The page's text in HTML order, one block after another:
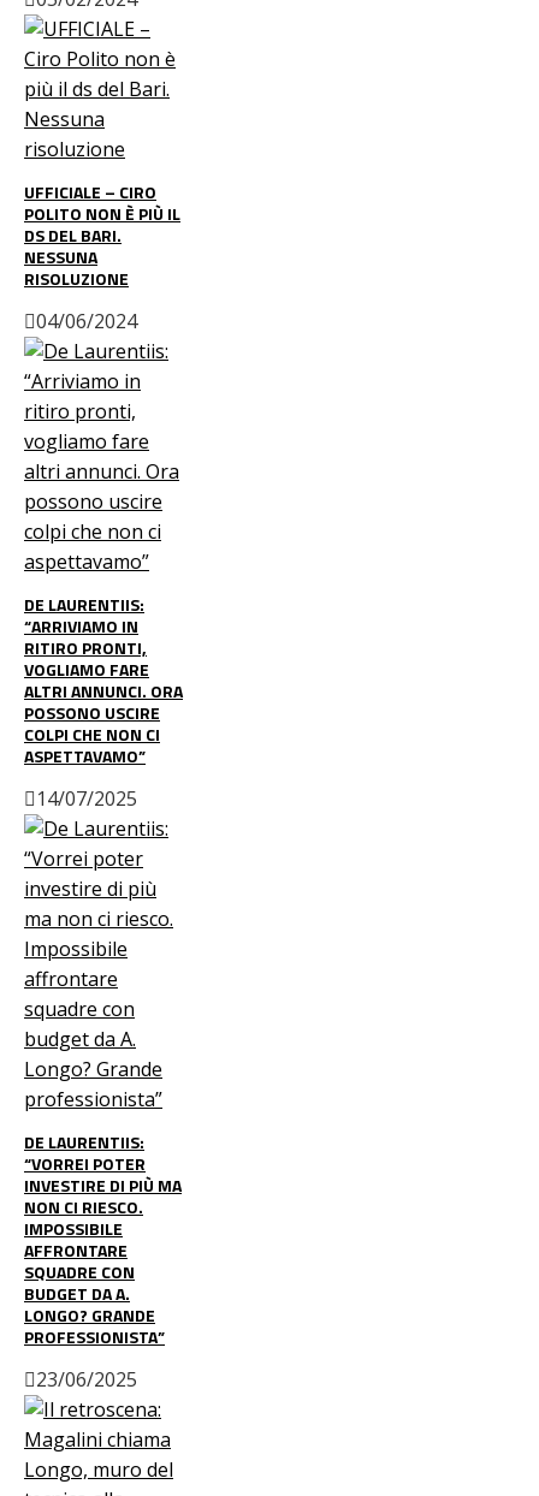
UFFICIALE – CIRO
POLITO NON È PIÙ IL
DS DEL BARI.
NESSUNA
RISOLUZIONE
04/06/2024
DE LAURENTIIS:
“ARRIVIAMO IN
RITIRO PRONTI,
VOGLIAMO FARE
ALTRI ANNUNCI. ORA
POSSONO USCIRE
COLPI CHE NON CI
ASPETTAVAMO”
14/07/2025
DE LAURENTIIS:
“VORREI POTER
INVESTIRE DI PIÙ MA
NON CI RIESCO.
IMPOSSIBILE
AFFRONTARE
SQUADRE CON
BUDGET DA A.
LONGO? GRANDE
PROFESSIONISTA”
23/06/2025